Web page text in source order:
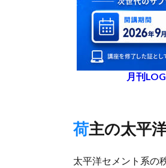
月刊
荷主の太
太平洋セメント系の